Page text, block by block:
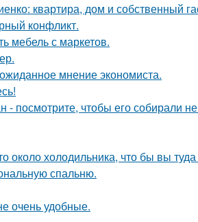
квартира, дом и собственный
конфликт.
мебель с маркетов.
мнение экономиста.
посмотрите, чтобы его собирали
около холодильника, что бы вы
спальню.
очень удобные.